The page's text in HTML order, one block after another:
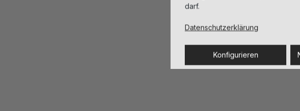
darf.
Datenschutzerklärung
Konfigurieren